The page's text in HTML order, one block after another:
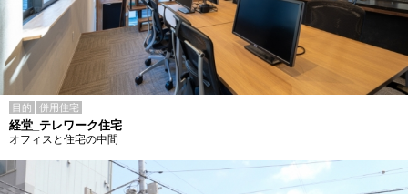
目的 併用住宅
経堂_テレワーク住宅
オフィスと住宅の中間